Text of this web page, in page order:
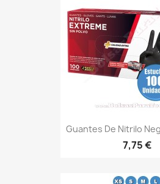
Guantes De Nitrilo
7,75 €